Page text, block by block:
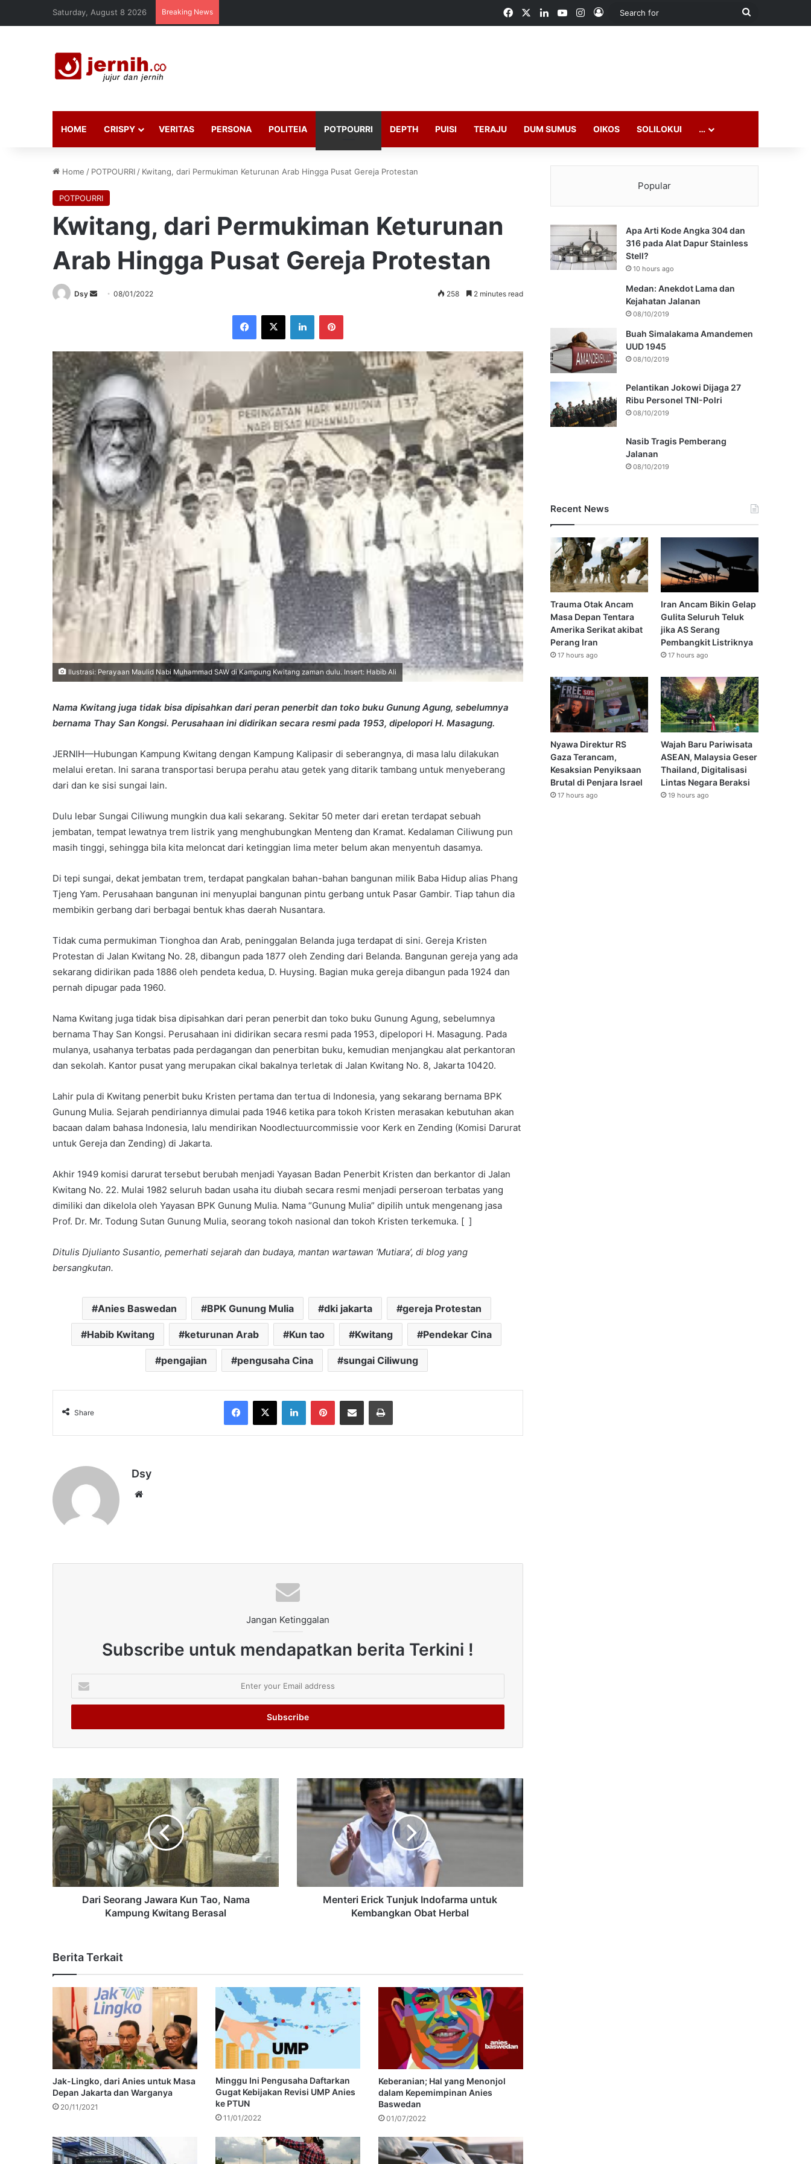
Saturday, August 8 2026 Breaking News FacebookLinkedInYouTubeInstagram
Log In
Search
HOME CRISPY VERITAS PERSONA POLITEIA POTPOURRI DEPTH PUISI TERAJU DUM SUMUS OIKOS SOLILOKUI …
Home / POTPOURRI / Kwitang, dari Permukiman Keturunan Arab Hingga Pusat Gereja Protestan
POTPOURRI
Kwitang, dari Permukiman Keturunan
Arab Hingga Pusat Gereja Protestan
Dsy
Send08/01/2022 258 2 minutes read
Facebook
X LinkedInPinterest
Ilustrasi: Perayaan Maulid Nabi Muhammad SAW di Kampung Kwitang zaman dulu. Insert: Habib Ali
Nama Kwitang juga tidak bisa dipisahkan dari peran penerbit dan toko buku Gunung Agung, sebelumnya
bernama Thay San Kongsi. Perusahaan ini didirikan secara resmi pada 1953, dipelopori H. Masagung.
JERNIH—Hubungan Kampung Kwitang dengan Kampung Kalipasir di seberangnya, di masa lalu dilakukan
melalui eretan. Ini sarana transportasi berupa perahu atau getek yang ditarik tambang untuk menyeberang
dari dan ke sisi sungai lain.
Dulu lebar Sungai Ciliwung mungkin dua kali sekarang. Sekitar 50 meter dari eretan terdapat sebuah
jembatan, tempat lewatnya trem listrik yang menghubungkan Menteng dan Kramat. Kedalaman Ciliwung pun
masih tinggi, sehingga bila kita meloncat dari ketinggian lima meter belum akan menyentuh dasamya.
Di tepi sungai, dekat jembatan trem, terdapat pangkalan bahan-bahan bangunan milik Baba Hidup alias Phang
Tjeng Yam. Perusahaan bangunan ini menyuplai bangunan pintu gerbang untuk Pasar Gambir. Tiap tahun dia
membikin gerbang dari berbagai bentuk khas daerah Nusantara.
Tidak cuma permukiman Tionghoa dan Arab, peninggalan Belanda juga terdapat di sini. Gereja Kristen
Protestan di Jalan Kwitang No. 28, dibangun pada 1877 oleh Zending dari Belanda. Bangunan gereja yang ada
sekarang didirikan pada 1886 oleh pendeta kedua, D. Huysing. Bagian muka gereja dibangun pada 1924 dan
pernah dipugar pada 1960.
Nama Kwitang juga tidak bisa dipisahkan dari peran penerbit dan toko buku Gunung Agung, sebelumnya
bernama Thay San Kongsi. Perusahaan ini didirikan secara resmi pada 1953, dipelopori H. Masagung. Pada
mulanya, usahanya terbatas pada perdagangan dan penerbitan buku, kemudian menjangkau alat perkantoran
dan sekolah. Kantor pusat yang merupakan cikal bakalnya terletak di Jalan Kwitang No. 8, Jakarta 10420.
Lahir pula di Kwitang penerbit buku Kristen pertama dan tertua di Indonesia, yang sekarang bernama BPK
Gunung Mulia. Sejarah pendiriannya dimulai pada 1946 ketika para tokoh Kristen merasakan kebutuhan akan
bacaan dalam bahasa Indonesia, lalu mendirikan Noodlectuurcommissie voor Kerk en Zending (Komisi Darurat
untuk Gereja dan Zending) di Jakarta.
Akhir 1949 komisi darurat tersebut berubah menjadi Yayasan Badan Penerbit Kristen dan berkantor di Jalan
Kwitang No. 22. Mulai 1982 seluruh badan usaha itu diubah secara resmi menjadi perseroan terbatas yang
dimiliki dan dikelola oleh Yayasan BPK Gunung Mulia. Nama “Gunung Mulia” dipilih untuk mengenang jasa
Prof. Dr. Mr. Todung Sutan Gunung Mulia, seorang tokoh nasional dan tokoh Kristen terkemuka. [ ]
Ditulis Djulianto Susantio, pemerhati sejarah dan budaya, mantan wartawan ‘Mutiara’, di blog yang
bersangkutan.
Anies Baswedan BPK Gunung Mulia dki jakarta gereja Protestan
Habib Kwitang keturunan Arab Kun tao Kwitang Pendekar Cina
pengajian pengusaha Cina sungai Ciliwung
Share
Facebook
X LinkedInPinterestShare via Email Print
Dsy
Jangan Ketinggalan
Subscribe untuk mendapatkan berita Terkini !
your
Email
Dari Seorang Jawara Kun Tao, Nama
Kampung Kwitang Berasal
Menteri Erick Tunjuk Indofarma untuk
Kembangkan Obat Herbal
Berita Terkait
Jak-Lingko, dari Anies untuk Masa
Depan Jakarta dan Warganya
20/11/2021
Minggu Ini Pengusaha Daftarkan
Gugat Kebijakan Revisi UMP Anies
ke PTUN
11/01/2022
Keberanian; Hal yang Menonjol
dalam Kepemimpinan Anies
Baswedan
01/07/2022
Popular
Apa Arti Kode Angka 304 dan
316 pada Alat Dapur Stainless
Stell?
10 hours ago
Medan: Anekdot Lama dan
Kejahatan Jalanan
08/10/2019
Buah Simalakama Amandemen
UUD 1945
08/10/2019
Pelantikan Jokowi Dijaga 27
Ribu Personel TNI-Polri
08/10/2019
Nasib Tragis Pemberang
Jalanan
08/10/2019
Recent News
Trauma Otak Ancam
Masa Depan Tentara
Amerika Serikat akibat
Perang Iran
17 hours ago
Iran Ancam Bikin Gelap
Gulita Seluruh Teluk
jika AS Serang
Pembangkit Listriknya
17 hours ago
Nyawa Direktur RS
Gaza Terancam,
Kesaksian Penyiksaan
Brutal di Penjara Israel
17 hours ago
Wajah Baru Pariwisata
ASEAN, Malaysia Geser
Thailand, Digitalisasi
Lintas Negara Beraksi
19 hours ago